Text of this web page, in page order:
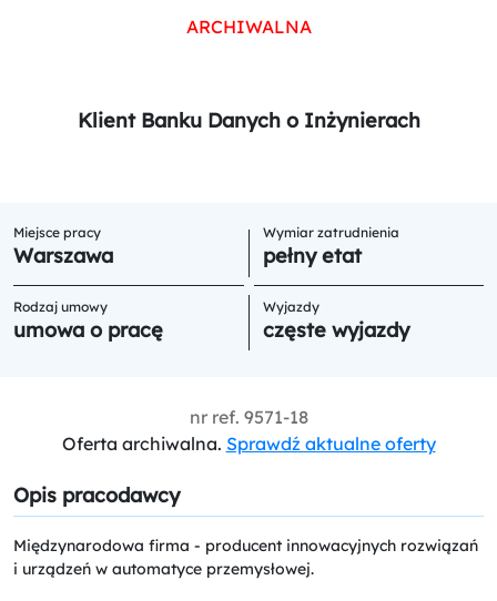
ARCHIWALNA
Klient Banku Danych o Inżynierach
Miejsce pracy
Warszawa
Wymiar zatrudnienia
pełny etat
Rodzaj umowy
umowa o pracę
Wyjazdy
częste wyjazdy
nr ref. 9571-18
Oferta archiwalna. Sprawdź aktualne oferty
Opis pracodawcy
Międzynarodowa firma - producent innowacyjnych rozwiązań
i urządzeń w automatyce przemysłowej.